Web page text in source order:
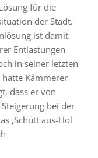
für die
der Stadt.
ist damit
Entlastungen
in seiner letzten
Kämmerer
dass er von
bei der
‚Schütt aus-Hol